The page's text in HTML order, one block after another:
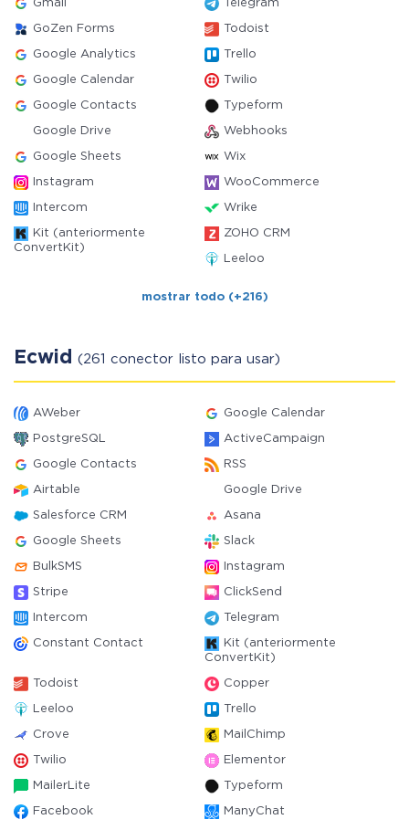
Gmail Telegram
GoZen Forms Todoist
Google Analytics Trello
Google Calendar Twilio
Google Contacts Typeform
Google Drive Webhooks
Google Sheets Wix
Instagram WooCommerce
Intercom Wrike
Kit (anteriormente
ConvertKit)
ZOHO CRM
Leeloo
mostrar todo (+216)
Ecwid (261 conector listo para usar)
AWeber Google Calendar
PostgreSQL ActiveCampaign
Google Contacts RSS
Airtable Google Drive
Salesforce CRM Asana
Google Sheets Slack
BulkSMS Instagram
Stripe ClickSend
Intercom Telegram
Constant Contact
Kit (anteriormente
ConvertKit)
Todoist Copper
Leeloo Trello
Crove MailChimp
Twilio Elementor
MailerLite Typeform
Facebook ManyChat